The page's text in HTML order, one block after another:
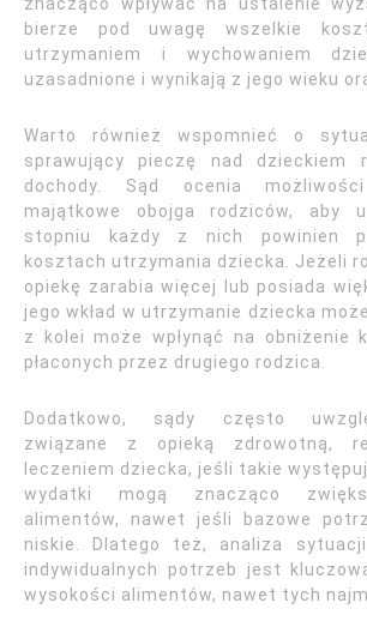
bierze pod uwagę wszelkie
utrzymaniem i wychowaniem
uzasadnione i wynikają z jego wieku
Warto również wspomnieć o
sprawujący pieczę nad dzieckiem
dochody. Sąd ocenia
majątkowe obojga rodziców, aby
stopniu każdy z nich powinien
kosztach utrzymania dziecka. Jeżeli
opiekę zarabia więcej lub posiada
jego wkład w utrzymanie dziecka
z kolei może wpłynąć na obniżenie
płaconych przez drugiego rodzica.
Dodatkowo, sądy często
związane z opieką zdrowotną,
leczeniem dziecka, jeśli takie
wydatki mogą znacząco
alimentów, nawet jeśli bazowe
niskie. Dlatego też, analiza
indywidualnych potrzeb jest
wysokości alimentów, nawet tych